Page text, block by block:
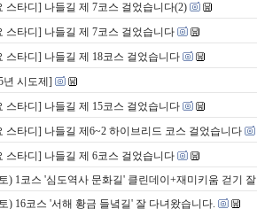
스타디] 나들길 제 7코스 걸었습니다(2)
스타디] 나들길 제 7코스 걸었습니다
스타디] 나들길 제 18코스 걸었습니다
년 시도제]
스타디] 나들길 제 15코스 걸었습니다
스타디] 나들길 제6~2 하이브리드 코스 걸었습니다
스타디] 나들길 제 6코스 걸었습니다
) 1코스 '심도역사 문화길' 클린데이+재미키움 걷기 잘
) 16코스 '서해 황금 들녘길' 잘 다녀왔습니다.